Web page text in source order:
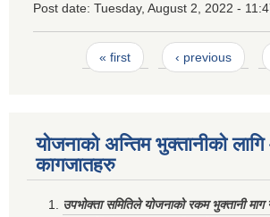
Post date: Tuesday, August 2, 2022 -
Pages« first ‹ previous
योजनाको अन्तिम भुक्तानीको
कागजातहरु
उपभोक्ता समितिले योजनाको रकम भुक्तानी